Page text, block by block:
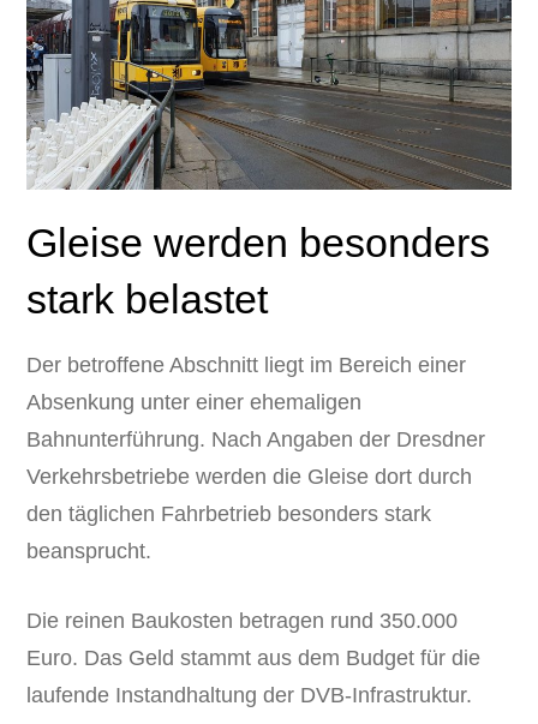
Gleise werden besonders
stark belastet
Der betroffene Abschnitt liegt im Bereich einer
Absenkung unter einer ehemaligen
Bahnunterführung. Nach Angaben der Dresdner
Verkehrsbetriebe werden die Gleise dort durch
den täglichen Fahrbetrieb besonders stark
beansprucht.
Die reinen Baukosten betragen rund 350.000
Euro. Das Geld stammt aus dem Budget für die
laufende Instandhaltung der DVB-Infrastruktur.